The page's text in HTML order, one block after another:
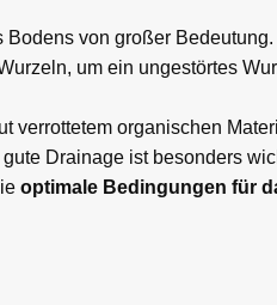
von großer
um ein ungestörtes
organischen
Drainage ist besonders
optimale Bedingungen für